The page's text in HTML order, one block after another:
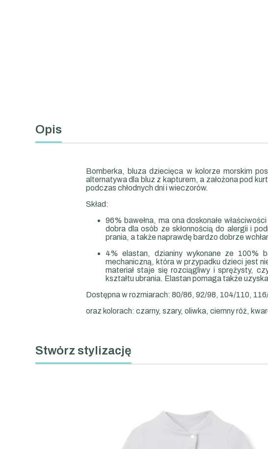
Opis
Bomberka, bluza dziecięca w kolorze morskim
alternatywa dla bluz z kapturem, a założona pod
podczas chłodnych dni i wieczorów.
Skład:
96% bawełna, ma ona doskonałe
dobra dla osób ze skłonnością do alergii i
prania, a także naprawdę bardzo dobrze
4% elastan, dzianiny wykonane ze 100%
mechaniczną, która w przypadku dzieci jest
materiał staje się rozciągliwy i sprężysty,
kształtu ubrania. Elastan pomaga także
Dostępna w rozmiarach: 80/86, 92/98, 104/110,
oraz kolorach: czarny, szary, oliwka, ciemny róż,
Stwórz stylizację